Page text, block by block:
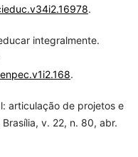
.
integralmente.
.
articulação de projetos e
v. 22, n. 80, abr.